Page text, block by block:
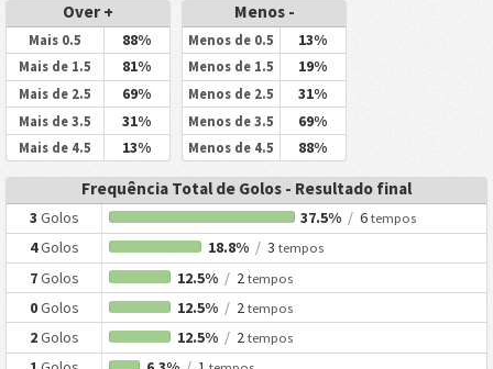
Over +
Mais 0.5 88%
Mais de 1.5 81%
Mais de 2.5 69%
Mais de 3.5 31%
Mais de 4.5 13%
Menos -
Menos de 0.5 13%
Menos de 1.5 19%
Menos de 2.5 31%
Menos de 3.5 69%
Menos de 4.5 88%
Frequência Total de Golos - Resultado final
3 Golos 37.5% / 6tempos
4Golos 18.8% /3 tempos
7Golos 12.5% /2 tempos
0Golos 12.5% /2 tempos
2Golos 12.5% /2 tempos